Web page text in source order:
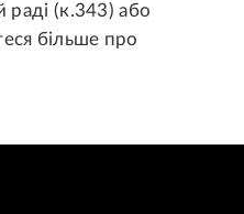
раді (к.343) або
більше про